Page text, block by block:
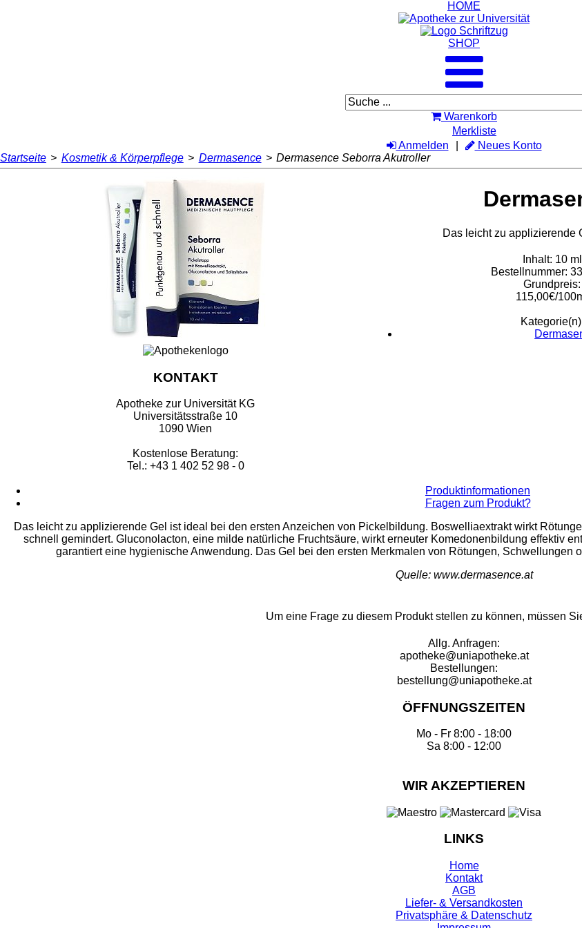
HOME
SHOP
Warenkorb
Merkliste
Anmelden
Neues Konto
Startseite > Kosmetik & Körperpflege > Dermasence > Dermasence Seborra Akutroller
Das leicht zu applizierende
Inhalt: 10 ml
Bestellnummer:
Grundpreis:
115,00€/
Produktinformationen
Fragen zum Produkt?
Das leicht zu applizierende Gel ist ideal bei den ersten Anzeichen von Pickelbildung. Boswelliaextrakt wirkt
schnell gemindert. Gluconolacton, eine milde natürliche Fruchtsäure, wirkt erneuter Komedonenbildung effektiv
garantiert eine hygienische Anwendung. Das Gel bei den ersten Merkmalen von Rötungen, Schwellungen
Quelle: www.dermasence.at
Um eine Frage zu diesem Produkt stellen zu können, müssen
KONTAKT
Apotheke zur Universität KG
Universitätsstraße 10
1090 Wien
Kostenlose Beratung:
Tel.: +43 1 402 52 98 - 0
Allg. Anfragen:
apotheke@uniapotheke.at
Bestellungen:
bestellung@uniapotheke.at
ÖFFNUNGSZEITEN
Mo - Fr 8:00 - 18:00
Sa 8:00 - 12:00
WIR AKZEPTIEREN
LINKS
Home
Kontakt
AGB
Liefer- & Versandkosten
Privatsphäre & Datenschutz